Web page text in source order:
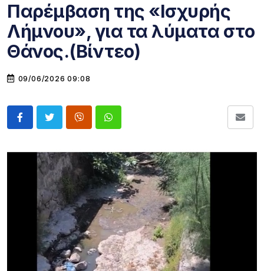
Παρέμβαση της «Ισχυρής
Λήμνου», για τα λύματα στο
Θάνος.(Βίντεο)
09/06/2026 09:08